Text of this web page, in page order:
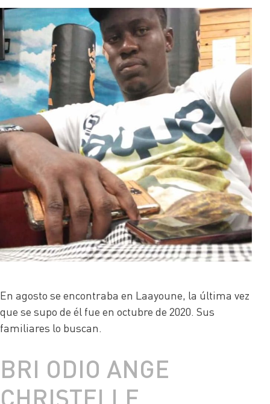
En agosto se encontraba en Laayoune, la última vez
que se supo de él fue en octubre de 2020. Sus
familiares lo buscan.
BRI ODIO ANGE
CHRISTELLE